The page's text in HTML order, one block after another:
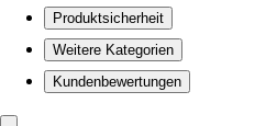
Produktsicherheit
Weitere Kategorien
Kundenbewertungen